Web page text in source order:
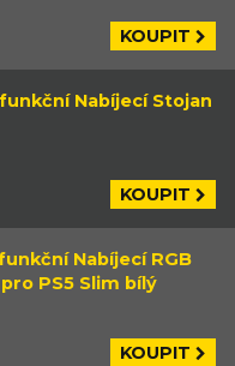
KOUPIT
Nabíjecí Stojan
KOUPIT
Nabíjecí RGB
PS5 Slim bílý
KOUPIT